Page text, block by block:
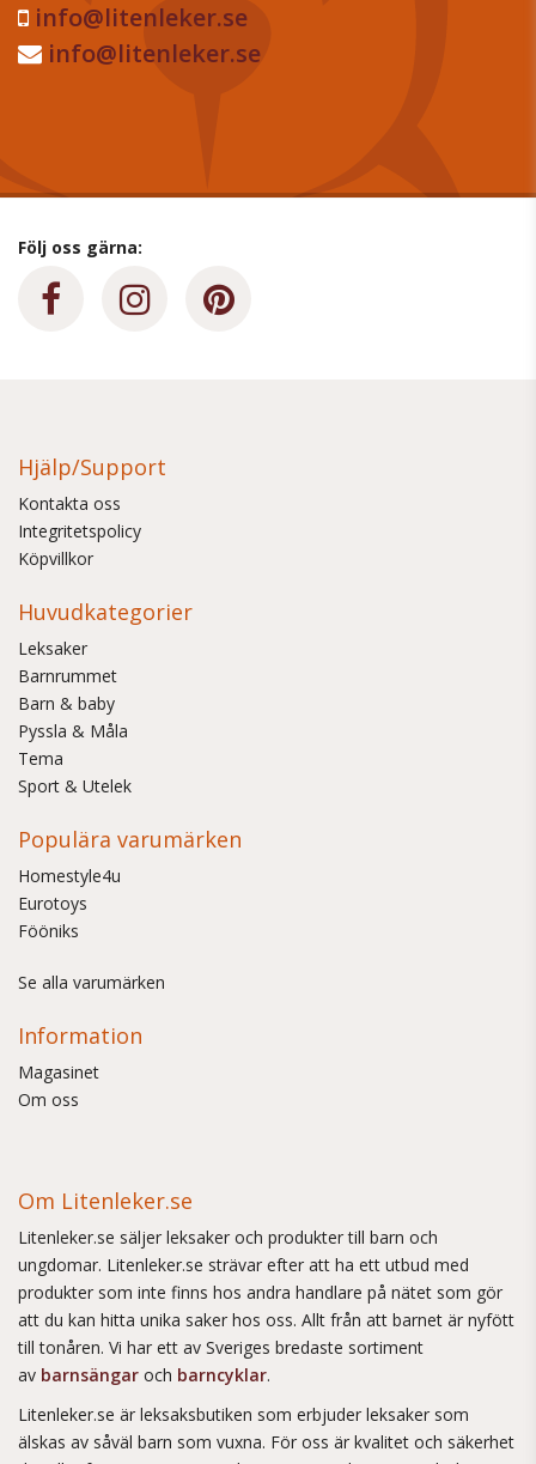
info@litenleker.se
info@litenleker.se
Följ oss gärna:
Hjälp/Support
Kontakta oss
Integritetspolicy
Köpvillkor
Huvudkategorier
Leksaker
Barnrummet
Barn & baby
Pyssla & Måla
Tema
Sport & Utelek
Populära varumärken
Homestyle4u
Eurotoys
Fööniks
Se alla varumärken
Information
Magasinet
Om oss
Om Litenleker.se
Litenleker.se säljer leksaker och produkter till barn och
ungdomar. Litenleker.se strävar efter att ha ett utbud med
produkter som inte finns hos andra handlare på nätet som gör
att du kan hitta unika saker hos oss. Allt från att barnet är nyfött
till tonåren. Vi har ett av Sveriges bredaste sortiment
av barnsängar och barncyklar.
Litenleker.se är leksaksbutiken som erbjuder leksaker som
älskas av såväl barn som vuxna. För oss är kvalitet och säkerhet